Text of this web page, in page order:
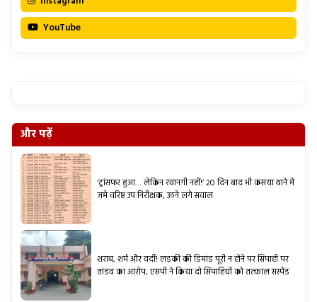
YouTube
और पढ़ें
‘ट्रांसफर हुआ… लेकिन रवानगी नहीं!’ 20 दिन बाद भी कसया थाने में
जमे वरिष्ठ उप निरीक्षक, उठने लगे सवाल
शराब, शर्म और वर्दी! लड़की की डिमांड पूरी न होने पर सिपाही पर
तांडव का आरोप, एसपी ने किया दो सिपाहियों को तत्काल सस्पेंड